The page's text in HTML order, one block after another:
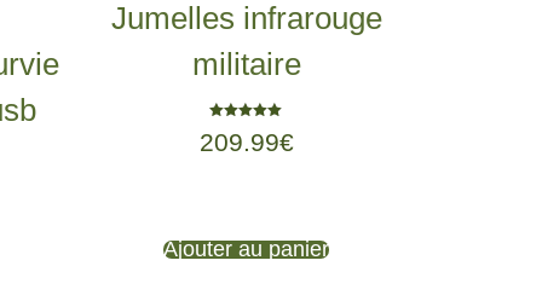
Jumelles infrarouge
militaire
5.00
sur 5
209.99€
Ajouter au panier